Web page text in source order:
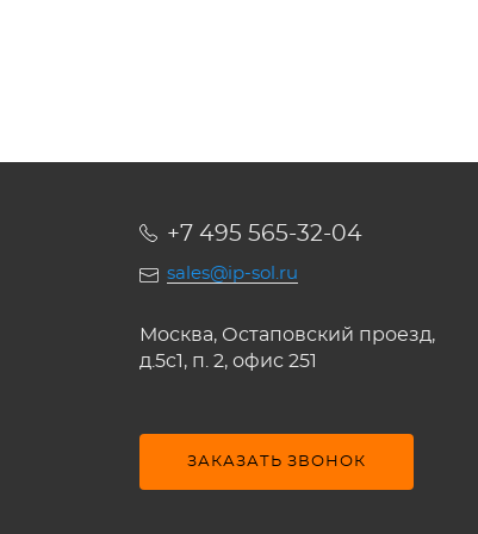
+7 495 565-32-04
sales@ip-sol.ru
Москва, Остаповский проезд,
д.5c1, п. 2, офис 251
ЗАКАЗАТЬ ЗВОНОК